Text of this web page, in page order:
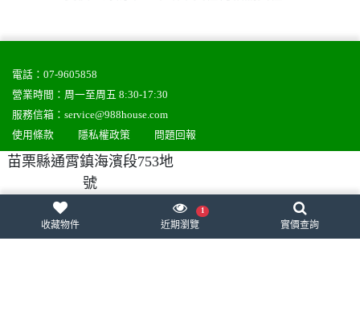
苗栗縣通霄鎮海濱段753地
號
收藏物件 近期瀏覽
1
實價查詢
電話： 07-9605858
營業時間：周一至周五 8:30-17:30
服務信箱： service@988house.com
使用條款
隱私權政策 問題回報
988house房屋網 988house法拍屋
988house實價登錄
股代網-股東會紀念品